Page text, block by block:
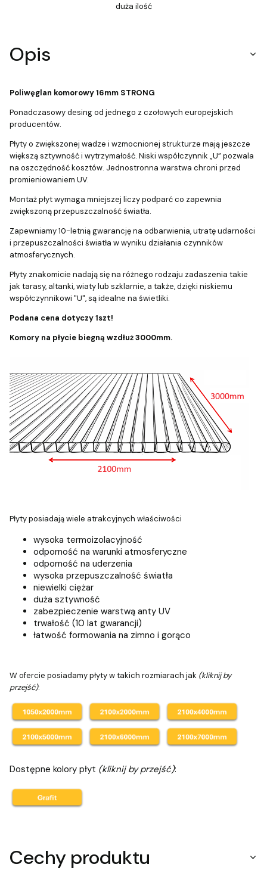
duża ilość
Opis
Poliwęglan komorowy 16mm STRONG
Ponadczasowy desing od jednego z czołowych europejskich
producentów.
Płyty o zwiększonej wadze i wzmocnionej strukturze mają jeszcze
większą sztywność i wytrzymałość. Niski współczynnik „U” pozwala
na oszczędność kosztów. Jednostronna warstwa chroni przed
promieniowaniem UV.
Montaż płyt wymaga mniejszej liczy podparć co zapewnia
zwiększoną przepuszczalność światła.
Zapewniamy 10-letnią gwarancję na odbarwienia, utratę udarności
i przepuszczalności światła w wyniku działania czynników
atmosferycznych.
Płyty znakomicie nadają się na różnego rodzaju zadaszenia takie
jak tarasy, altanki, wiaty lub szklarnie, a także, dzięki niskiemu
współczynnikowi "U", są idealne na świetliki.
Podana cena dotyczy 1szt!
Komory na płycie biegną wzdłuż 3000mm.
Płyty posiadają wiele atrakcyjnych właściwości
wysoka termoizolacyjność
odporność na warunki atmosferyczne
odporność na uderzenia
wysoka przepuszczalność światła
niewielki ciężar
duża sztywność
zabezpieczenie warstwą anty UV
trwałość (10 lat gwarancji)
łatwość formowania na zimno i gorąco
W ofercie posiadamy płyty w takich rozmiarach jak (kliknij by
przejść):
Dostępne kolory płyt (kliknij by przejść):
Cechy produktu